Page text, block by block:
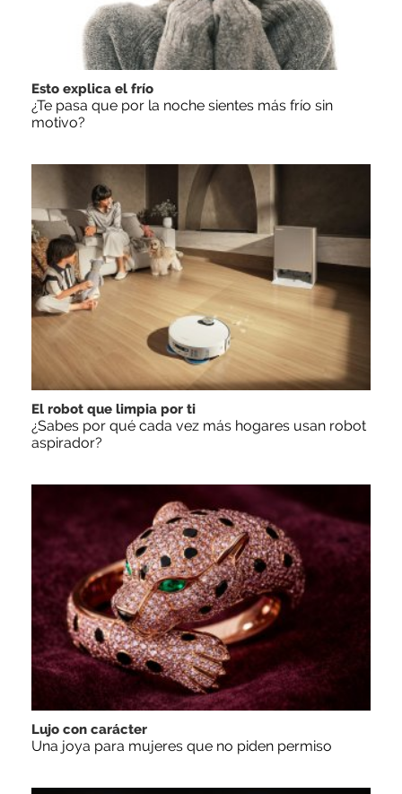
Esto explica el frío
¿Te pasa que por la noche sientes más frío sin
motivo?
El robot que limpia por ti
¿Sabes por qué cada vez más hogares usan robot
aspirador?
Lujo con carácter
Una joya para mujeres que no piden permiso